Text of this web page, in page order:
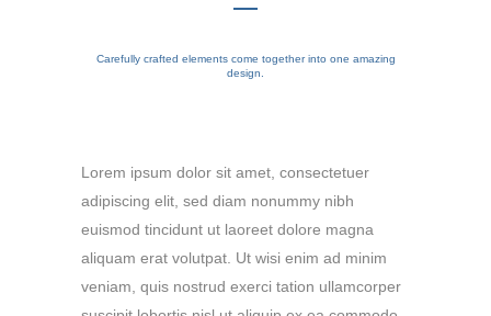
Carefully crafted elements come together into one amazing
design.
Lorem ipsum dolor sit amet, consectetuer
adipiscing elit, sed diam nonummy nibh
euismod tincidunt ut laoreet dolore magna
aliquam erat volutpat. Ut wisi enim ad minim
veniam, quis nostrud exerci tation ullamcorper